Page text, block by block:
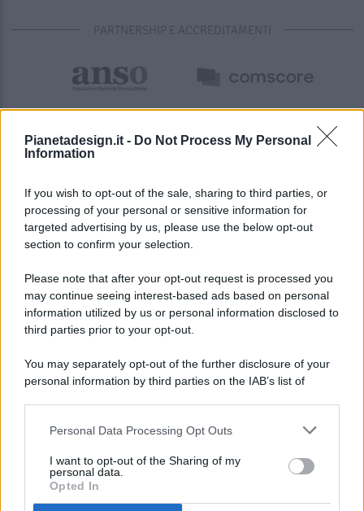
Pianetadesign.it - Do Not Process My Personal
Information
If you wish to opt-out of the sale, sharing to third parties, or
processing of your personal or sensitive information for
targeted advertising by us, please use the below opt-out
section to confirm your selection.
Please note that after your opt-out request is processed you
may continue seeing interest-based ads based on personal
information utilized by us or personal information disclosed to
third parties prior to your opt-out.
You may separately opt-out of the further disclosure of your
personal information by third parties on the IAB’s list of
This information may also be disclosed by us to third parties
disclose it to other third parties.
Personal Data Processing Opt Outs
I want to opt-out of the Sharing of my
personal data.
Opted In
PARTNERSHIP E ACCREDITAMENTI
© 2026 - Pianeta Design - P.IVA 04827280654 - Testata
Registrata Al Tribunale Di Nocera Inferiore N. 8/2020 - RG N.
ISCRIZIONE AL ROC N. 35792 – ISCRITTA ALL’ANSO
(ASSOCIAZIONE NAZIONALE STAMPA ONLINE)
PREFERENZE PRIVACY